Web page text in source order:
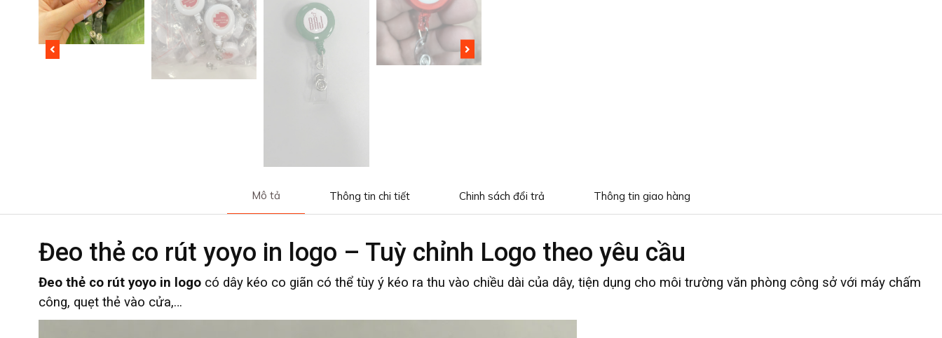
Mô tả Thông tin chi tiết Chinh sách đổi trả Thông tin giao hàng
Đeo thẻ co rút yoyo in logo – Tuỳ chỉnh Logo theo yêu cầu
Đeo thẻ co rút yoyo in logo có dây kéo co giãn có thể tùy ý kéo ra thu vào chiều dài của dây, tiện dụng cho môi trường văn phòng công sở với máy chấm
công, quẹt thẻ vào cửa,…